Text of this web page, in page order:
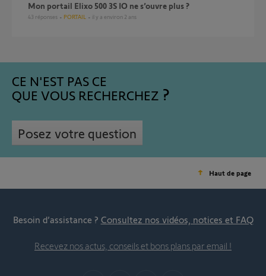
Mon portail Elixo 500 3S IO ne s’ouvre plus ?
43 réponses PORTAIL il y a environ 2 ans
CE N'EST PAS CE
QUE VOUS RECHERCHEZ
Posez votre question
Haut de page
Besoin d’assistance ? Consultez nos vidéos, notices et FAQ
Recevez nos actus, conseils et bons plans par email !